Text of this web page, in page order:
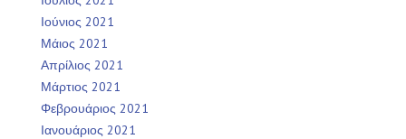
Ιούνιος 2021
Μάιος 2021
Απρίλιος 2021
Μάρτιος 2021
Φεβρουάριος 2021
Ιανουάριος 2021